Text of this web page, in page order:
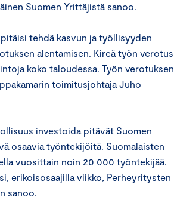
Suomen Yrittäjistä sanoo.
tehdä kasvun ja työllisyyden
alentamisen. Kireä työn verotus
koko taloudessa. Työn verotuksen
toimitusjohtaja Juho
investoida pitävät Suomen
osaavia työntekijöitä. Suomalaisten
vuosittain noin 20 000 työntekijää.
erikoisosaajilla viikko, Perheyritysten
sanoo.